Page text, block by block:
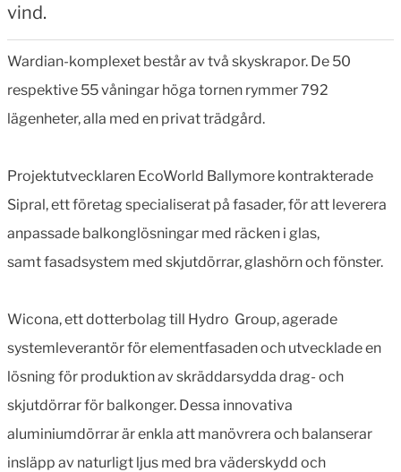
vind.
Wardian-komplexet består av två skyskrapor. De 50
respektive 55 våningar höga tornen rymmer 792
lägenheter, alla med en privat trädgård.
Projektutvecklaren EcoWorld Ballymore kontrakterade
Sipral, ett företag specialiserat på fasader, för att leverera
anpassade balkonglösningar med räcken i glas,
samt fasadsystem med skjutdörrar, glashörn och fönster.
Wicona, ett dotterbolag till Hydro Group, agerade
systemleverantör för elementfasaden och utvecklade en
lösning för produktion av skräddarsydda drag- och
skjutdörrar för balkonger. Dessa innovativa
aluminiumdörrar är enkla att manövrera och balanserar
insläpp av naturligt ljus med bra väderskydd och